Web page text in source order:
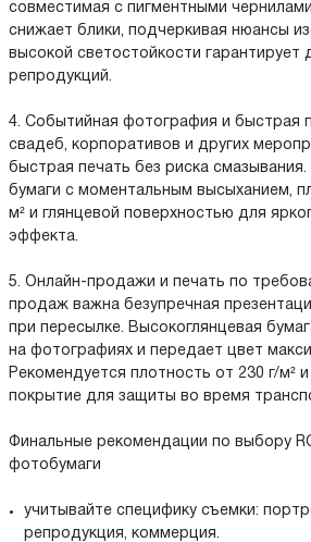
совместимая с пигментными
снижает блики, подчеркивая нюансы
высокой светостойкости гарантирует
репродукций.
4. Событийная фотография и быстрая
свадеб, корпоративов и других
быстрая печать без риска
бумаги с моментальным высыханием,
м² и глянцевой поверхностью для
эффекта.
5. Онлайн-продажи и печать по
продаж важна безупречная
при пересылке. Высокоглянцевая
на фотографиях и передает цвет
Рекомендуется плотность от 230 г/м²
покрытие для защиты во время
Финальные рекомендации по выбору
фотобумаги
учитывайте специфику съемки:
репродукция, коммерция.